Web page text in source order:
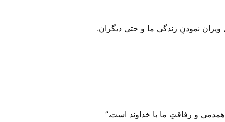
نمودنِ زندگی ما و حتی دیگران.
و رفاقتِ ما با خداوند است.”